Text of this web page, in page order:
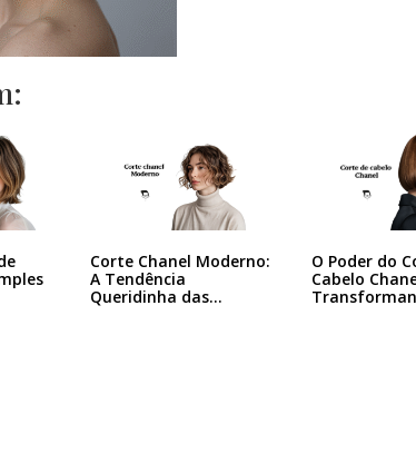
Corte Chanel Moderno:
A Tendência
Queridinha das…
O Poder do
Cabelo